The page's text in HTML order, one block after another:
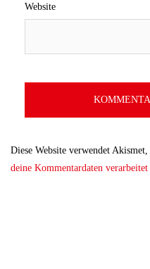
Website
Diese Website verwendet
deine Kommentardaten verarbeitet